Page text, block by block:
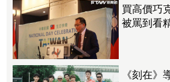
買高價巧
被罵到看
134頁申
《刻在》